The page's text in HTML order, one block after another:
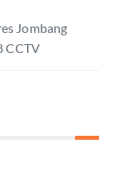
Jombang
CCTV